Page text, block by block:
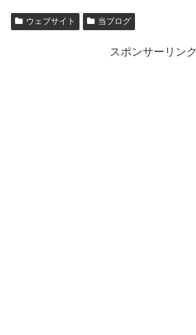
ウェブサイト 当ブログ
スポンサーリンク